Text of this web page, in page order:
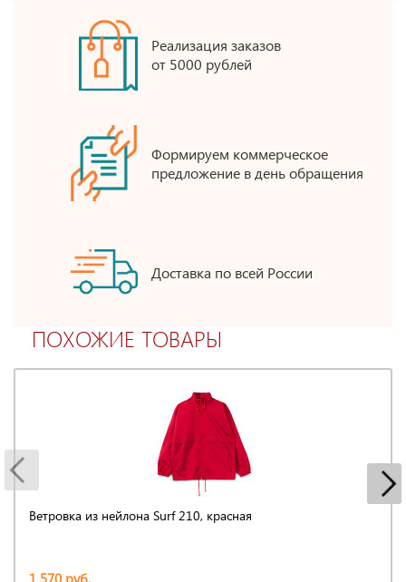
Реализация заказов
от 5000 рублей
Формируем коммерческое
предложение в день обращения
Доставка по всей России
ПОХОЖИЕ ТОВАРЫ
Ветровка из нейлона Surf 210, красная